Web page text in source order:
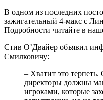
В одном из последних
зажигательный 4-макс с
Подробности читайте в
Стив О’Двайер объявил
Смилковичу:
– Хватит это
директоры должны
игроками, которые